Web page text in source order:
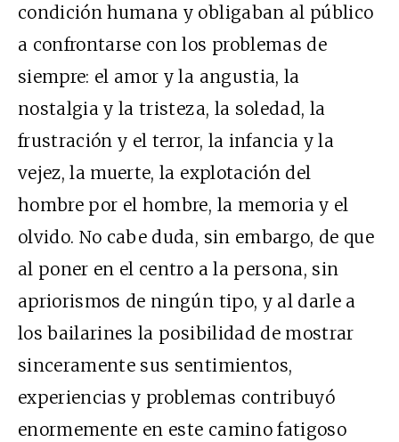
condición humana y obligaban al público
a confrontarse con los problemas de
siempre: el amor y la angustia, la
nostalgia y la tristeza, la soledad, la
frustración y el terror, la infancia y la
vejez, la muerte, la explotación del
hombre por el hombre, la memoria y el
olvido. No cabe duda, sin embargo, de que
al poner en el centro a la persona, sin
apriorismos de ningún tipo, y al darle a
los bailarines la posibilidad de mostrar
sinceramente sus sentimientos,
experiencias y problemas contribuyó
enormemente en este camino fatigoso